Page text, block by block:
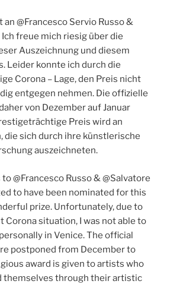
an @Francesco Servio Russo &
Ich freue mich riesig über die
Auszeichnung und diesem
Leider konnte ich durch die
Corona – Lage, den Preis nicht
entgegen nehmen. Die offizielle
von Dezember auf Januar
Preis wird an
die sich durch ihre künstlerische
auszeichneten.
@Francesco Russo & @Salvatore
to have been nominated for this
prize. Unfortunately, due to
situation, I was not able to
in Venice. The official
postponed from December to
award is given to artists who
themselves through their artistic